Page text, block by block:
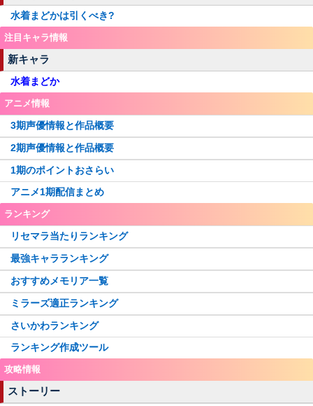
水着まどかは引くべき?
注目キャラ情報
新キャラ
水着まどか
アニメ情報
3期声優情報と作品概要
2期声優情報と作品概要
1期のポイントおさらい
アニメ1期配信まとめ
ランキング
リセマラ当たりランキング
最強キャラランキング
おすすめメモリア一覧
ミラーズ適正ランキング
さいかわランキング
ランキング作成ツール
攻略情報
ストーリー